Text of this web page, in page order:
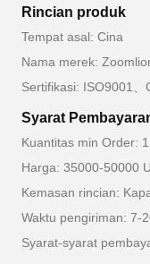
Rincian produk
Tempat asal: Cina
Nama merek:
Sertifikasi: ISO9001、
Syarat
Kuantitas min Order:
Harga: 35000-50000
Kemasan rincian:
Waktu pengiriman: 7-
Syarat-syarat